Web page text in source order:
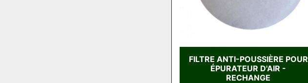
FILTRE ANTI-POUSSIÈRE POUR
ÉPURATEUR D'AIR -
RECHANGE